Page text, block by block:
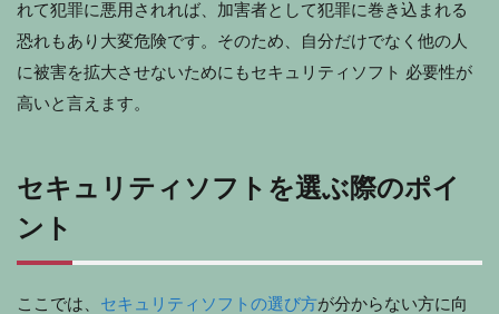
れて犯罪に悪用されれば、加害者として犯罪に巻き込まれる
恐れもあり大変危険です。そのため、自分だけでなく他の人
に被害を拡大させないためにもセキュリティソフト 必要性が
高いと言えます。
セキュリティソフトを選ぶ際のポイ
ント
ここでは、 セキュリティソフトの選び方が分からない方に向